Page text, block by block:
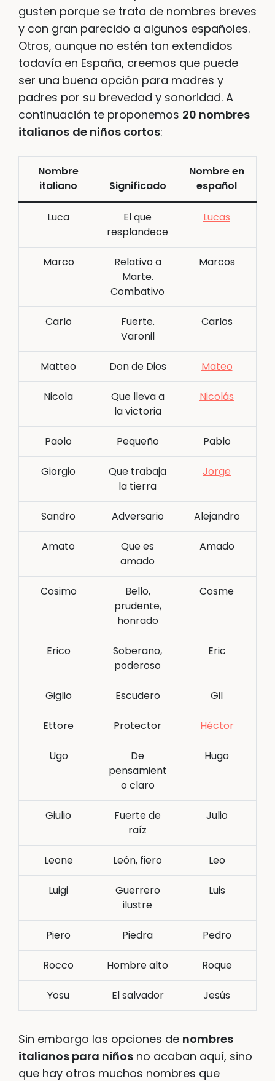
gusten porque se trata de nombres breves
y con gran parecido a algunos españoles.
Otros, aunque no estén tan extendidos
todavía en España, creemos que puede
ser una buena opción para madres y
padres por su brevedad y sonoridad. A
continuación te proponemos 20 nombres
italianos de niños cortos:
Nombre
italiano
Significado
Nombre en
español
Luca
El que
resplandece
Lucas
Marco
Relativo a
Marte.
Combativo
Marcos
Carlo
Fuerte.
Varonil
Carlos
Matteo Don de Dios Mateo
Nicola
Que lleva a
la victoria
Nicolás
Paolo Pequeño Pablo
Giorgio
Que trabaja
la tierra
Jorge
Sandro Adversario Alejandro
Amato
Que es
amado
Amado
Cosimo
Bello,
prudente,
honrado
Cosme
Erico
Soberano,
poderoso
Eric
Giglio Escudero Gil
Ettore Protector Héctor
Ugo
De
pensamient
o claro
Hugo
Giulio
Fuerte de
raíz
Julio
Leone León, fiero Leo
Luigi
Guerrero
ilustre
Luis
Piero Piedra Pedro
Rocco Hombre alto Roque
Yosu El salvador Jesús
Sin embargo las opciones de nombres
italianos para niños no acaban aquí, sino
que hay otros muchos nombres que